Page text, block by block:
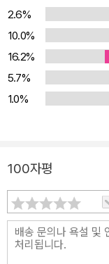
2.6%
10.0%
16.2%
5.7%
1.0%
100자평